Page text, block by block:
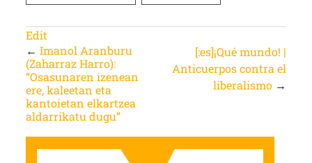
Edit
← Imanol Aranburu
(Zaharraz Harro):
“Osasunaren izenean
ere, kaleetan eta
kantoietan elkartzea
aldarrikatu dugu”
[:es]¡Qué mundo! |
Anticuerpos contra el
liberalismo →